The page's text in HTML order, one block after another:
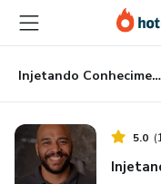
para
conteúdo
principal
para
pagamento
para
rodapé
Injetando Conhecimento
5.0 (